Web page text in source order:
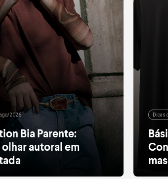
2026
Bia Parente:
autoral em
Dicas